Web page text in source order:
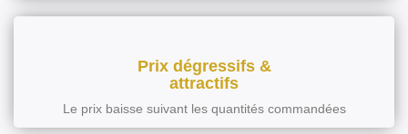
Prix dégressifs &
attractifs
Le prix baisse suivant les quantités commandées